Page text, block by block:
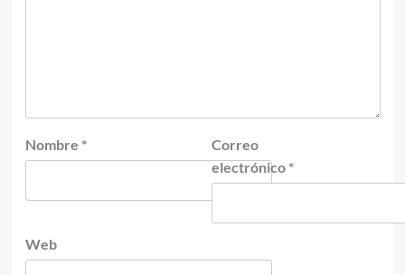
Nombre *
Correo
electrónico *
Web